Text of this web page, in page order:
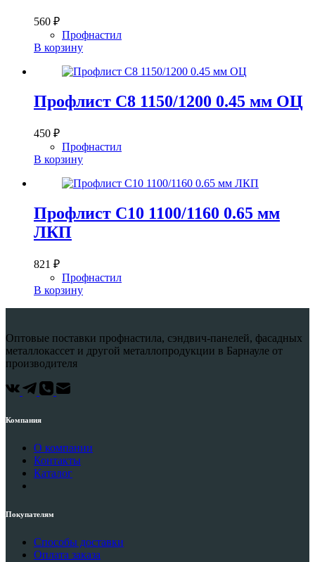
560 ₽
Профнастил
В корзину
Профлист С8 1150/1200 0.45 мм ОЦ
450 ₽
Профнастил
В корзину
Профлист С10 1100/1160 0.65 мм
ЛКП
821 ₽
Профнастил
В корзину
Оптовые поставки профнастила, сэндвич-панелей, фасадных
металлокассет и другой металлопродукции в Барнауле от
производителя
Компания
О компании
Контакты
Каталог
Покупателям
Способы доставки
Оплата заказа